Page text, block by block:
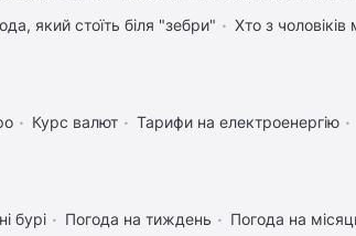
який стоїть біля "зебри" Хто з
Курс валют Тарифи на електроенергію
бурі Погода на тиждень Погода на